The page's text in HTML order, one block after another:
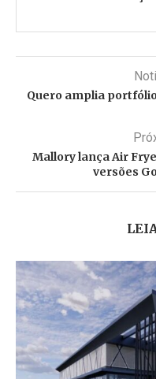
Quero amplia
Mallory lança Air
versões